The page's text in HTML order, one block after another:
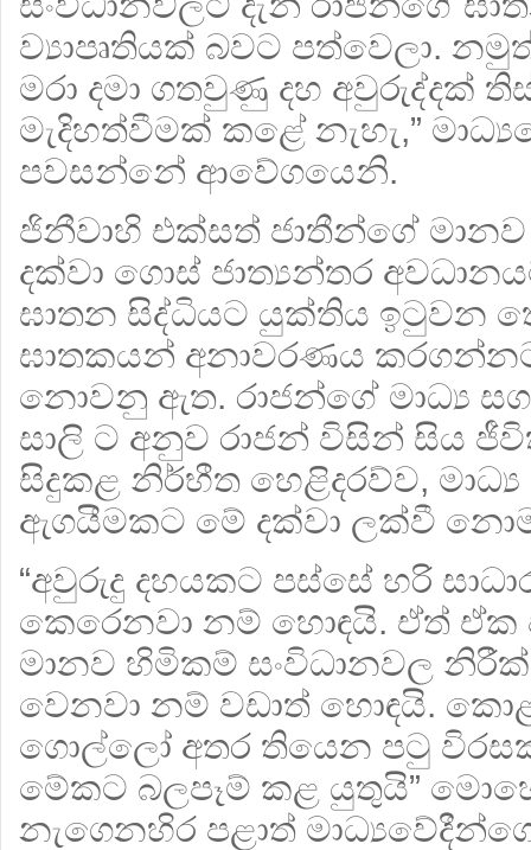
ව්‍යාපෘතියක් බවට පත්වෙලා.
මරා දමා ගතවුණු දහ අවුරුද්දක්
මැදිහත්වීමක් කළේ නැහැ,”
පවසන්නේ ආවේගයෙනි.
ජිනීවාහි එක්සත් ජාතීන්ගේ
දක්වා ගොස් ජාත්‍යන්තර අවධානයට
ඝාතන සිද්ධියට යුක්තිය ඉටුවන
ඝාතකයන් අනාවරණය
නොවනු ඇත. රාජන්ගේ මාධ්‍ය
සාලි ට අනුව රාජන් විසින් සිය
සිදුකළ නිර්භීත හෙළිදරව්ව, මාධ්‍ය
ඇගයීමකට මේ දක්වා ලක්වී
“අවුරුදු දහයකට පස්සේ හරි
කෙරෙනවා නම් හොඳයි. ඒත් ඒක
මානව හිමිකම් සංවිධානවල
වෙනවා නම් වඩාත් හොඳයි.
ගොල්ලෝ අතර තියෙන පටු
මේකට බලපෑම් කළ යුතුයි”
නැගෙනහිර පළාත්